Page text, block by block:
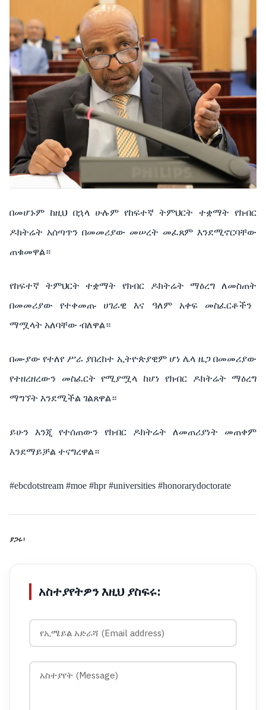
በመሆኑም ከዚህ በኋላ ሁሉም የከፍተኛ ትምህርት ተቋማት የክብር
ዶክትሬት አሰጣጥን በመመሪያው መሠረት መፈጸም እንደሚኖርባቸው
ጠቁመዋል።
የከፍተኛ ትምህርት ተቋማት የክብር ዶክትሬት ማዕረግ
ለመስጠት
በመመሪያው የተቀመጡ ሀገራዊ እና ዓለም አቀፍ
መስፈርቶችን
ማሟላት አለባቸው ብለዋል።
በሙያው የተለየ ሥራ ያበረከተ ኢትዮጵያዊም ሆነ ሌላ ዜጋ በመመሪያው
የተዘረዘረውን
መስፈርት የሚያሟላ ከሆነ የክብር ዶክትሬት ማዕረግ
ማግኘት እንደሚችል ገልጸዋል።
ይሁን እንጂ የተሰጠውን የክብር ዶክትሬት ለመጠሪያነት
መጠቀም
እንደማይቻል ተናግረዋል።
#ebcdotstream #moe #hpr #universities #honorarydoctorate
ያጋሩ፡
አስተያየትዎን እዚህ ያስፍሩ: